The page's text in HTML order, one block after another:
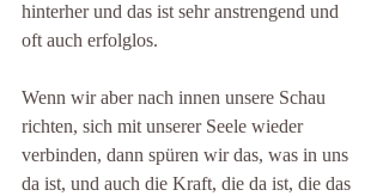
hinterher und das ist sehr anstrengend und
oft auch erfolglos.
Wenn wir aber nach innen unsere Schau
richten, sich mit unserer Seele wieder
verbinden, dann spüren wir das, was in uns
da ist, und auch die Kraft, die da ist, die das